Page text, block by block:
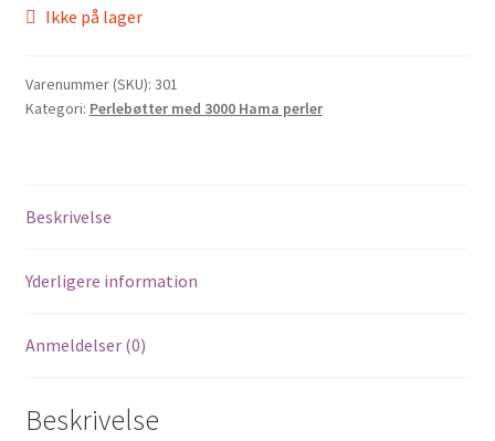
was:
Ikke på lager
Varenummer (SKU): 301
Kategori: Perlebøtter med 3000 Hama perler
Beskrivelse
Yderligere information
Anmeldelser (0)
Beskrivelse